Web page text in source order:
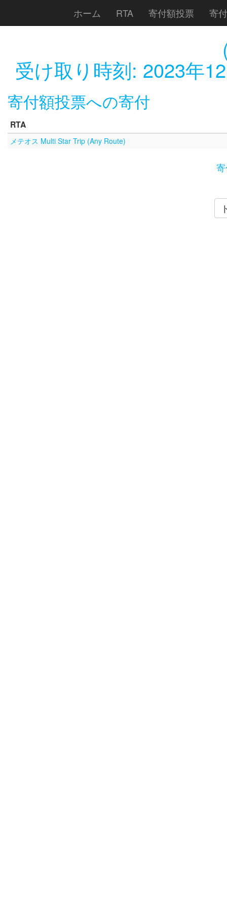
ホーム RTA 寄付額投票 寄
受け取り時刻: 2023年
寄付額投票への寄付
RTA
メテオス Multi Star Trip (Any Route)